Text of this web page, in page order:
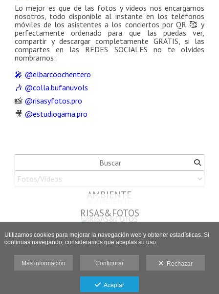
Lo mejor es que de las fotos y videos nos encargamos
nosotros, todo disponible al instante en los teléfonos
móviles de los asistentes a los conciertos por QR 🥰 y
perfectamente ordenado para que las puedas ver,
compartir y descargar completamente GRATIS, si las
compartes en las REDES SOCIALES no te olvides
nombrarnos:
🎤 @elbarcoochentero
🎶 @colla.bufanuvols
📸 @risasyfotos.pro
🎥 @estudiogama.pro
AMBIENTE
RISAS&FOTOS
Utilizamos cookies para mejorar la navegación web y obtener estadísticas. Si
continuas navegando, consideramos que aceptas su uso.
Más información Configurar Rechazar
Aceptar